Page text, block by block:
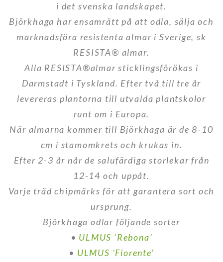
i det svenska landskapet.
Björkhaga har ensamrätt på att odla, sälja och
marknadsföra resistenta almar i Sverige, sk
RESISTA® almar.
Alla RESISTA®almar sticklingsförökas i
Darmstadt i Tyskland. Efter två till tre år
levereras plantorna till utvalda plantskolor
runt om i Europa.
När almarna kommer till Björkhaga är de 8-10
cm i stamomkrets och krukas in.
Efter 2-3 år når de salufärdiga storlekar från
12-14 och uppåt.
Varje träd chipmärks för att garantera sort och
ursprung.
Björkhaga odlar följande sorter
• ULMUS ’Rebona’
• ULMUS ’Fiorente’